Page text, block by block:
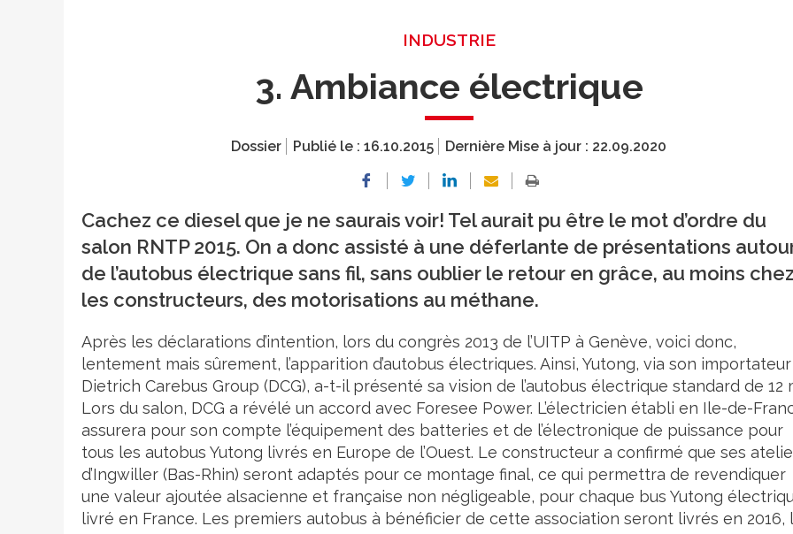
INDUSTRIE
3. Ambiance électrique
Dossier Publié le : 16.10.2015 Dernière Mise à jour : 22.09.2020
Cachez ce diesel que je ne saurais voir! Tel aurait pu être le mot d’ordre du
salon RNTP 2015. On a donc assisté à une déferlante de présentations
de l’autobus électrique sans fil, sans oublier le retour en grâce, au moins chez
les constructeurs, des motorisations au méthane.
Après les déclarations d’intention, lors du congrès 2013 de l’UITP à Genève, voici donc,
lentement mais sûrement, l’apparition d’autobus électriques. Ainsi, Yutong, via son importateur
Dietrich Carebus Group (DCG), a-t-il présenté sa vision de l’autobus électrique standard de 12
Lors du salon, DCG a révélé un accord avec Foresee Power. L’électricien établi en Ile-de-
assurera pour son compte l’équipement des batteries et de l’électronique de puissance pour
tous les autobus Yutong livrés en Europe de l’Ouest. Le constructeur a confirmé que ses
d’Ingwiller (Bas-Rhin) seront adaptés pour ce montage final, ce qui permettra de revendiquer
une valeur ajoutée alsacienne et française non négligeable, pour chaque bus Yutong
livré en France. Les premiers autobus à bénéficier de cette association seront livrés en 2016,